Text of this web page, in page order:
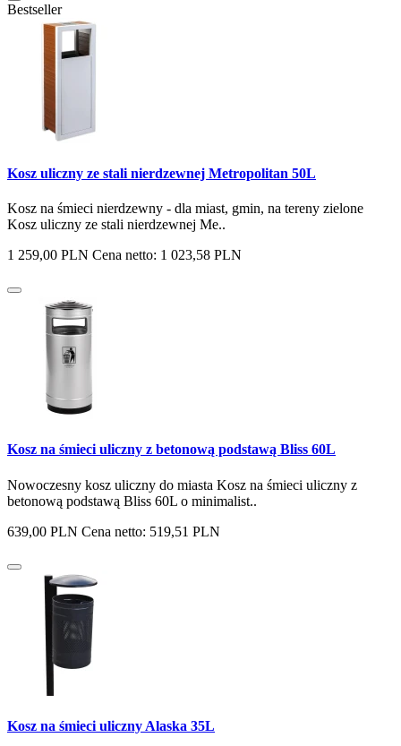
Bestseller
Kosz uliczny ze stali nierdzewnej Metropolitan 50L
Kosz na śmieci nierdzewny - dla miast, gmin, na tereny zielone
Kosz uliczny ze stali nierdzewnej Me..
1 259,00 PLN Cena netto: 1 023,58 PLN
Kosz na śmieci uliczny z betonową podstawą Bliss 60L
Nowoczesny kosz uliczny do miasta Kosz na śmieci uliczny z
betonową podstawą Bliss 60L o minimalist..
639,00 PLN Cena netto: 519,51 PLN
Kosz na śmieci uliczny Alaska 35L